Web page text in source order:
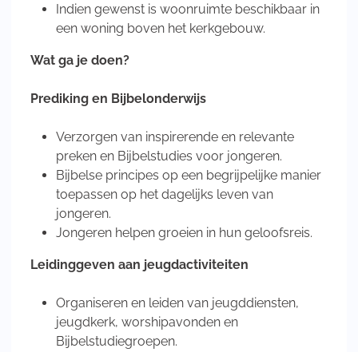
Indien gewenst is woonruimte beschikbaar in
een woning boven het kerkgebouw.
Wat ga je doen?
Prediking en Bijbelonderwijs
Verzorgen van inspirerende en relevante
preken en Bijbelstudies voor jongeren.
Bijbelse principes op een begrijpelijke manier
toepassen op het dagelijks leven van
jongeren.
Jongeren helpen groeien in hun geloofsreis.
Leidinggeven aan jeugdactiviteiten
Organiseren en leiden van jeugddiensten,
jeugdkerk, worshipavonden en
Bijbelstudiegroepen.